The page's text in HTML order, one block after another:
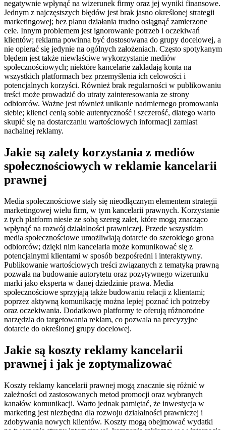
negatywnie wpłynąć na wizerunek firmy oraz jej wyniki finansowe.
Jednym z najczęstszych błędów jest brak jasno określonej strategii
marketingowej; bez planu działania trudno osiągnąć zamierzone
cele. Innym problemem jest ignorowanie potrzeb i oczekiwań
klientów; reklama powinna być dostosowana do grupy docelowej, a
nie opierać się jedynie na ogólnych założeniach. Często spotykanym
błędem jest także niewłaściwe wykorzystanie mediów
społecznościowych; niektóre kancelarie zakładają konta na
wszystkich platformach bez przemyślenia ich celowości i
potencjalnych korzyści. Również brak regularności w publikowaniu
treści może prowadzić do utraty zainteresowania ze strony
odbiorców. Ważne jest również unikanie nadmiernego promowania
siebie; klienci cenią sobie autentyczność i szczerość, dlatego warto
skupić się na dostarczaniu wartościowych informacji zamiast
nachalnej reklamy.
Jakie są zalety korzystania z mediów
społecznościowych w reklamie kancelarii
prawnej
Media społecznościowe stały się nieodłącznym elementem strategii
marketingowej wielu firm, w tym kancelarii prawnych. Korzystanie
z tych platform niesie ze sobą szereg zalet, które mogą znacząco
wpłynąć na rozwój działalności prawniczej. Przede wszystkim
media społecznościowe umożliwiają dotarcie do szerokiego grona
odbiorców; dzięki nim kancelaria może komunikować się z
potencjalnymi klientami w sposób bezpośredni i interaktywny.
Publikowanie wartościowych treści związanych z tematyką prawną
pozwala na budowanie autorytetu oraz pozytywnego wizerunku
marki jako eksperta w danej dziedzinie prawa. Media
społecznościowe sprzyjają także budowaniu relacji z klientami;
poprzez aktywną komunikację można lepiej poznać ich potrzeby
oraz oczekiwania. Dodatkowo platformy te oferują różnorodne
narzędzia do targetowania reklam, co pozwala na precyzyjne
dotarcie do określonej grupy docelowej.
Jakie są koszty reklamy kancelarii
prawnej i jak je zoptymalizować
Koszty reklamy kancelarii prawnej mogą znacznie się różnić w
zależności od zastosowanych metod promocji oraz wybranych
kanałów komunikacji. Warto jednak pamiętać, że inwestycja w
marketing jest niezbędna dla rozwoju działalności prawniczej i
zdobywania nowych klientów. Koszty mogą obejmować wydatki